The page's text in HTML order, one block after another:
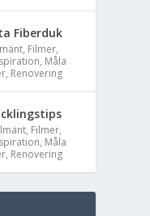
Fiberduk
, Filmer,
, Måla
, Renovering
, Filmer,
, Måla
, Renovering